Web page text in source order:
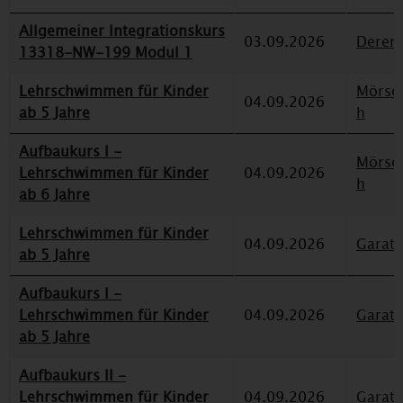
Allgemeiner Integrationskurs
13318-NW-199 Modul 1
03.09.2026
Lehrschwimmen für Kinder
ab 5 Jahre
04.09.2026
h
Aufbaukurs I -
Lehrschwimmen für Kinder
ab 6 Jahre
04.09.2026
h
Lehrschwimmen für Kinder
ab 5 Jahre
04.09.2026 Garath
Aufbaukurs I -
Lehrschwimmen für Kinder
ab 5 Jahre
04.09.2026 Garath
Aufbaukurs II -
Lehrschwimmen für Kinder
04.09.2026 Garath